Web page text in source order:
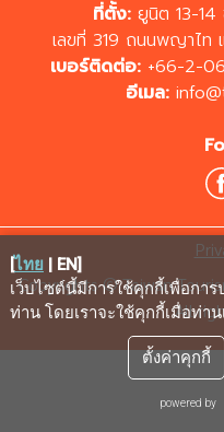
ที่ตั้ง: ยูนิต 13-14
เลขที่ 319 ถนนพญาไท
เบอร์ติดต่อ: +66-2-
อีเมล:
Copyrights © Taiwan
All
[ไทย | EN]
เว็บไซต์นี้มีการใช้คุกกี้เพื่อกา
ท่าน โดยเราจะใช้คุกกี้เมื่อท่า
ตั้งค่าคุกกี้
powered by